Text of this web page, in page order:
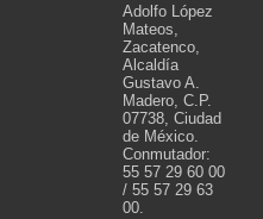
Adolfo López
Mateos,
Zacatenco,
Alcaldía
Gustavo A.
Madero, C.P.
07738, Ciudad
de México.
Conmutador:
55 57 29 60 00
/ 55 57 29 63
00.